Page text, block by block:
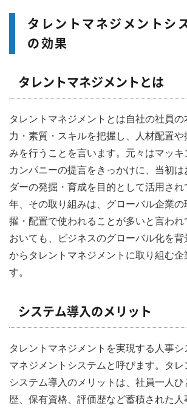
タレントマネジメントシ
の効果
タレントマネジメントとは
タレントマネジメントとは自社の社員
力・素質・スキルを把握し、人材配置や
みを行うことを言います。元々はマッキ
カンパニーの提言をきっかけに、当初
ダーの発掘・育成を目的として活用さ
年、その取り組みは、グローバル企業の
擢・配置で使われることが多いと言われ
おいても、ビジネスのグローバル化を
からタレントマネジメントに取り組む企
す。
システム導入のメリット
タレントマネジメントを実現する人事シ
マネジメントシステムと呼びます。タレ
システム導入のメリットは、社員一人
歴、保有資格、評価歴など蓄積された